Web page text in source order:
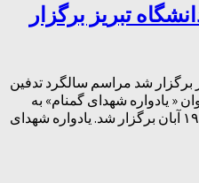
تبریز برگزار
برگزار شد مراسم سالگرد تدفین
« یادواره شهدای گمنام» به
همت بسیج دانشجویی این دانشگاه ۱۹ آبان برگزار شد. یادواره شهدای